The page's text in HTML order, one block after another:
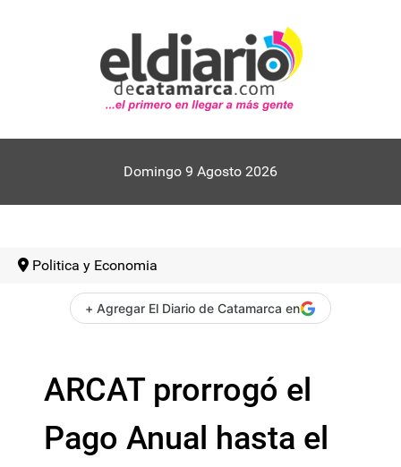
Domingo 9 Agosto 2026
Politica y Economia
+ Agregar El Diario de Catamarca en
ARCAT prorrogó el
Pago Anual hasta el